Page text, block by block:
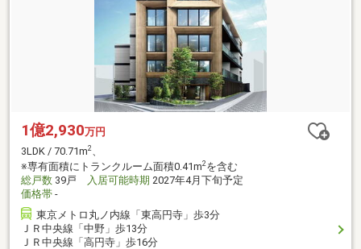
1億2,930万円
3LDK / 70.71m2、
※専有面積にトランクルーム面積0.41m2 を含む
総戸数 39戸 入居可能時期 2027年4月下旬予定
価格帯 -
東京メトロ丸ノ内線「東高円寺」歩3分
ＪＲ中央線「中野」歩13分
ＪＲ中央線「高円寺」歩16分